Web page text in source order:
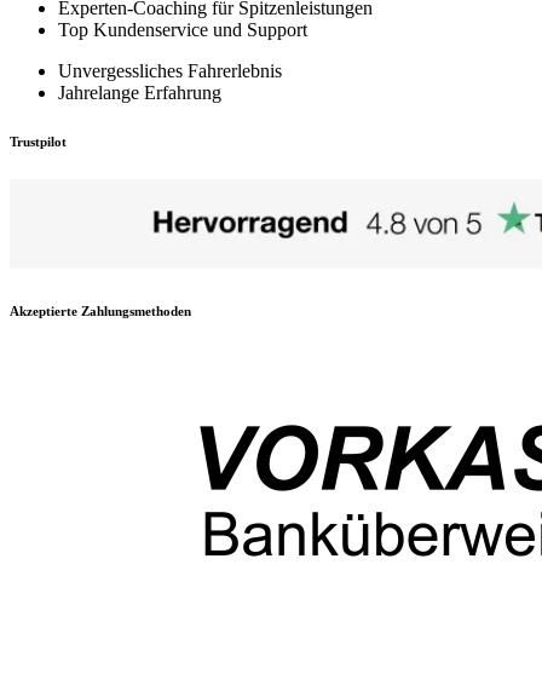
Experten-Coaching für Spitzenleistungen
Top Kundenservice und Support
Unvergessliches Fahrerlebnis
Jahrelange Erfahrung
Trustpilot
Akzeptierte Zahlungsmethoden